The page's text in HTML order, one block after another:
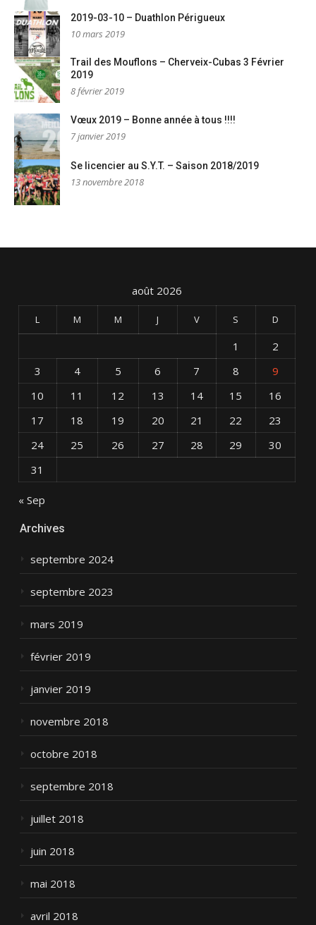
2019-03-10 – Duathlon Périgueux
10 mars 2019
Trail des Mouflons – Cherveix-Cubas 3 Février
2019
8 février 2019
Vœux 2019 – Bonne année à tous !!!!
7 janvier 2019
Se licencier au S.Y.T. – Saison 2018/2019
13 novembre 2018
août 2026
L M M J V S D
1
2
3
4 5 6 7 8
9
10
11 12 13 14 15
16
17
18 19 20 21 22
23
24
25 26 27 28 29
30
31
« Sep
Archives
septembre 2024
septembre 2023
mars 2019
février 2019
janvier 2019
novembre 2018
octobre 2018
septembre 2018
juillet 2018
juin 2018
mai 2018
avril 2018